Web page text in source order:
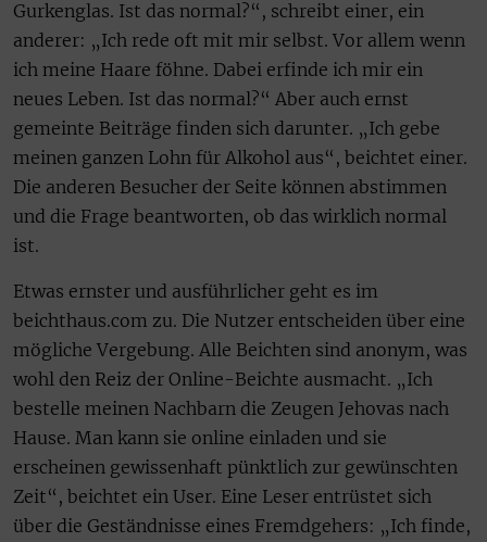
Gurkenglas. Ist das normal?“, schreibt einer, ein
anderer: „Ich rede oft mit mir selbst. Vor allem wenn
ich meine Haare föhne. Dabei erfinde ich mir ein
neues Leben. Ist das normal?“ Aber auch ernst
gemeinte Beiträge finden sich darunter. „Ich gebe
meinen ganzen Lohn für Alkohol aus“, beichtet einer.
Die anderen Besucher der Seite können abstimmen
und die Frage beantworten, ob das wirklich normal
ist.
Etwas ernster und ausführlicher geht es im
beichthaus.com zu. Die Nutzer entscheiden über eine
mögliche Vergebung. Alle Beichten sind anonym, was
wohl den Reiz der Online-Beichte ausmacht. „Ich
bestelle meinen Nachbarn die Zeugen Jehovas nach
Hause. Man kann sie online einladen und sie
erscheinen gewissenhaft pünktlich zur gewünschten
Zeit“, beichtet ein User. Eine Leser entrüstet sich
über die Geständnisse eines Fremdgehers: „Ich finde,